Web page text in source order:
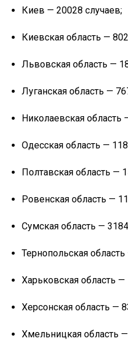
Киев — 20028 случаев;
Киевская область —
Львовская область —
Луганская область —
Николаевская область
Одесская область —
Полтавская область —
Ровенская область —
Сумская область —
Тернопольская
Харьковская область —
Херсонская область —
Хмельницкая область